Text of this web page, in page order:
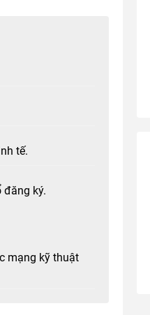
tế.
đăng ký.
mạng kỹ thuật